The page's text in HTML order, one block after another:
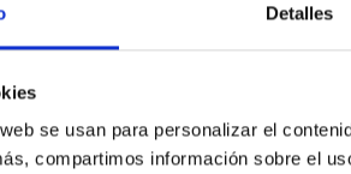
Detalles
se usan para personalizar el
compartimos información sobre el